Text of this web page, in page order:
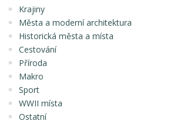
Krajiny
Města a moderní architektura
Historická města a místa
Cestování
Příroda
Makro
Sport
WWII místa
Ostatní